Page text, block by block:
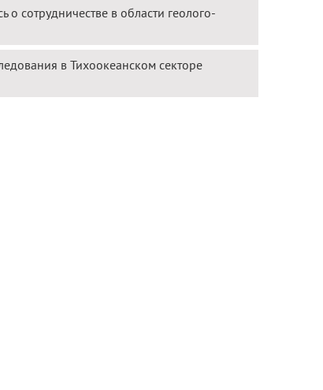
о сотрудничестве в области геолого-
в Тихоокеанском секторе